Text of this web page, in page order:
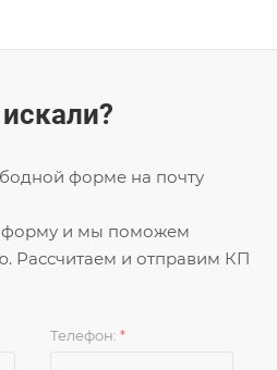
форме на почту
форму и мы поможем
Рассчитаем и отправим КП
Телефон: *